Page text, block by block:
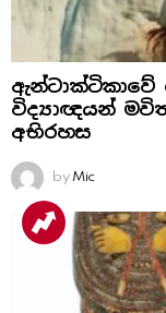
ඇන්ටාක්ටිකාවේ
විද්‍යාඥයන්
අභිරහස
by Mic